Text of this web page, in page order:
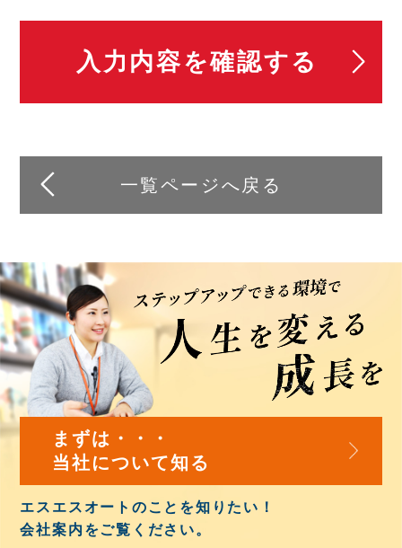
一覧ページへ戻る
まずは・・・
当社について知る
エスエスオートのことを知りたい！
会社案内 をご覧ください。